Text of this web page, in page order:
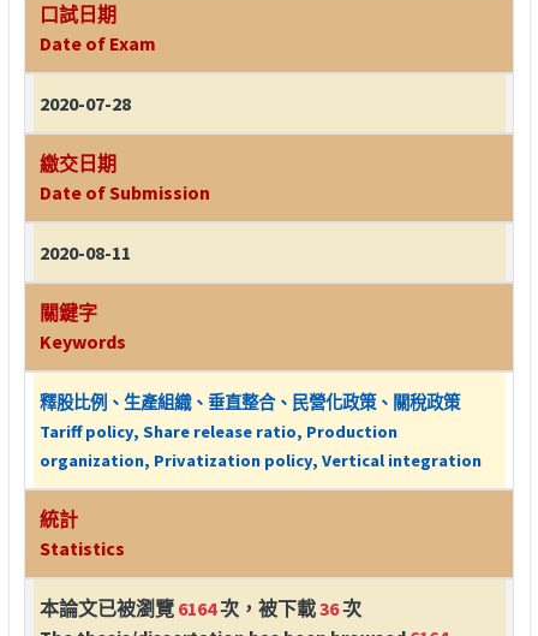
口試日期
Date of Exam
2020-07-28
繳交日期
Date of Submission
2020-08-11
關鍵字
Keywords
釋股比例、生產組織、垂直整合、民營化政策、關稅政策
Tariff policy, Share release ratio, Production
organization, Privatization policy, Vertical integration
統計
Statistics
本論文已被瀏覽 6164次，被下載36次